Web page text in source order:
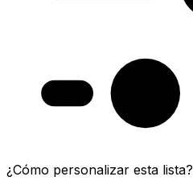
¿Cómo personalizar esta lista?